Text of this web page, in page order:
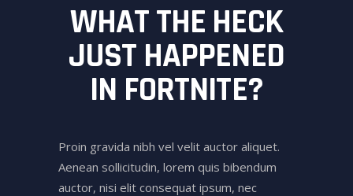
WHAT THE HECK
JUST HAPPENED
IN FORTNITE?
Proin gravida nibh vel velit auctor aliquet.
Aenean sollicitudin, lorem quis bibendum
auctor, nisi elit consequat ipsum, nec